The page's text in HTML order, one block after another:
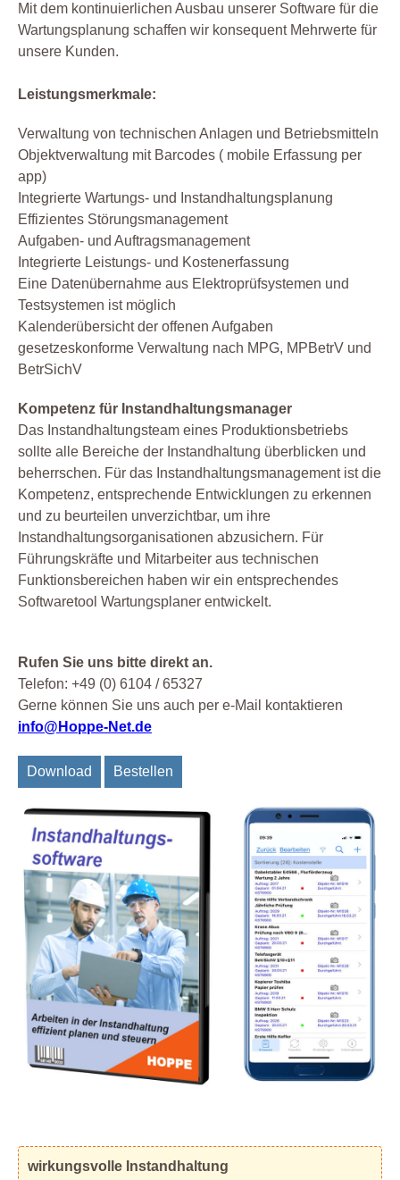
Mit dem kontinuierlichen Ausbau unserer Software für die
Wartungsplanung schaffen wir konsequent Mehrwerte für
unsere Kunden.
Leistungsmerkmale:
Verwaltung von technischen Anlagen und Betriebsmitteln
Objektverwaltung mit Barcodes ( mobile Erfassung per
app)
Integrierte Wartungs- und Instandhaltungsplanung
Effizientes Störungsmanagement
Aufgaben- und Auftragsmanagement
Integrierte Leistungs- und Kostenerfassung
Eine Datenübernahme aus Elektroprüfsystemen und
Testsystemen ist möglich
Kalenderübersicht der offenen Aufgaben
gesetzeskonforme Verwaltung nach MPG, MPBetrV und
BetrSichV
Kompetenz für Instandhaltungsmanager
Das Instandhaltungsteam eines Produktionsbetriebs
sollte alle Bereiche der Instandhaltung überblicken und
beherrschen. Für das Instandhaltungsmanagement ist die
Kompetenz, entsprechende Entwicklungen zu erkennen
und zu beurteilen unverzichtbar, um ihre
Instandhaltungsorganisationen abzusichern. Für
Führungskräfte und Mitarbeiter aus technischen
Funktionsbereichen haben wir ein entsprechendes
Softwaretool Wartungsplaner entwickelt.
Rufen Sie uns bitte direkt an.
Telefon: +49 (0) 6104 / 65327
Gerne können Sie uns auch per e-Mail kontaktieren
info@Hoppe-Net.de
Download Bestellen
wirkungsvolle Instandhaltung